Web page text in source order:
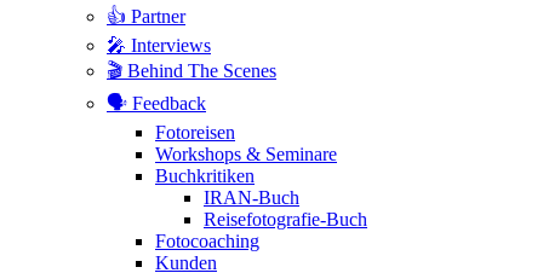
👍 Partner
🎤 Interviews
🎬 Behind The Scenes
🗣 Feedback
Fotoreisen
Workshops & Seminare
Buchkritiken
IRAN-Buch
Reisefotografie-Buch
Fotocoaching
Kunden